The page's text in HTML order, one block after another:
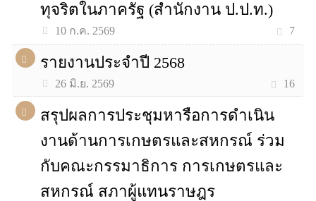
ทุจริตในภาครัฐ (สำนักงาน ป.ป.ท.)
10 ก.ค. 2569 7
รายงานประจำปี 2568
26 มิ.ย. 2569 16
สรุปผลการประชุมหารือการดำเนิน
งานด้านการเกษตรและสหกรณ์ ร่วม
กับคณะกรรมาธิการ การเกษตรและ
สหกรณ์ สภาผู้แทนราษฎร